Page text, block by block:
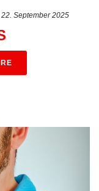
22. September 2025